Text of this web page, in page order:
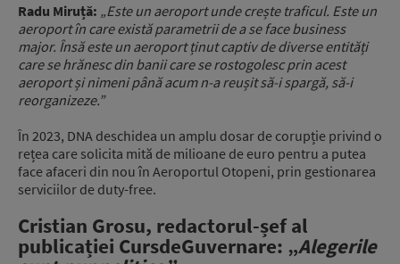
Radu Miruță: „Este un aeroport unde crește traficul. Este un
aeroport în care există parametrii de a se face business
major. Însă este un aeroport ținut captiv de diverse entități
care se hrănesc din banii care se rostogolesc prin acest
aeroport și nimeni până acum n-a reușit să-i spargă, să-i
reorganizeze.”
În 2023, DNA deschidea un amplu dosar de corupție privind o
rețea care solicita mită de milioane de euro pentru a putea
face afaceri din nou în Aeroportul Otopeni, prin gestionarea
serviciilor de duty-free.
Cristian Grosu, redactorul-șef al
publicației CursdeGuvernare: „Alegerile